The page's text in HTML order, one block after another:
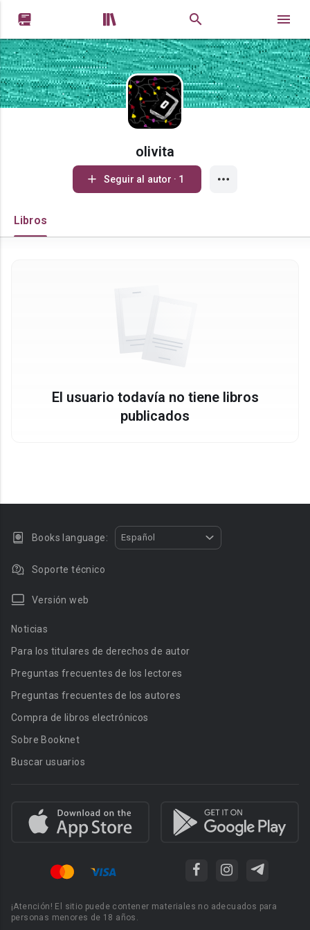
 
olivita
Seguir al autor · 1
Libros
El usuario todavía no tiene libros
publicados
Books language: Español
Soporte técnico
Versión web
Noticias
Para los titulares de derechos de autor
Preguntas frecuentes de los lectores
Preguntas frecuentes de los autores
Compra de libros electrónicos
Sobre Booknet
Buscar usuarios
¡Atención! El sitio puede contener materiales no adecuados para
personas menores de 18 años.